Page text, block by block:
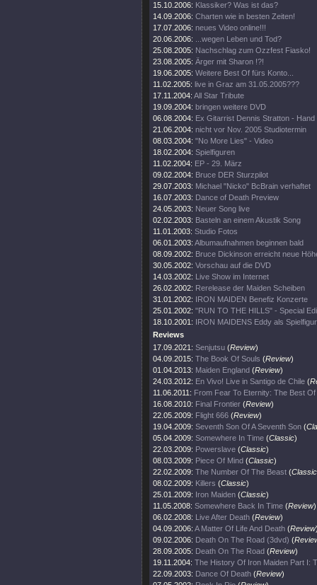
15.10.2006: Klassiker? Was ist das?
14.09.2006: Charten wie in besten Zeiten!
17.07.2006: neues Video online!!!
20.06.2006:
...wegen Leben und Tod?
25.08.2005: Nachschlag zum Ozzfest Fiasko!
23.08.2005: Ärger mit Sharon !?!
19.06.2005: Weitere Best Of fürs Konto...
11.02.2005: live in Graz am 31.05.2005???
17.11.2004: All Star Tribute
19.09.2004: bringen weitere DVD
06.08.2004: Ex Gitarrist Dennis Stratton -
21.06.2004: nicht vor Nov. 2005 Studiotermin
08.03.2004: "No More Lies" - Video
18.02.2004: Spielfiguren
11.02.2004: EP - 29. März
09.02.2004: Bruce DER Sturzpilot
29.07.2003: Michael "Nicko" BcBrain verhaftet
16.07.2003: Dance of Death Preview
24.05.2003: Neuer Song live
02.02.2003: Basteln an einem Akustik Song
11.01.2003: Studio Fotos
06.01.2003: Albumaufnahmen beginnen bald
08.09.2002: Bruce Dickinson erreicht neue
30.05.2002: Vorschau auf die DVD
14.03.2002: Live Show im Internet
26.02.2002: Rerelease der Maiden Scheiben
31.01.2002: IRON MAIDEN Benefiz Konzerte
25.01.2002: "RUN TO THE HILLS" - Special
18.10.2001: IRON MAIDENS Eddy als Spielfigur
Reviews
17.09.2021: Senjutsu (Review)
04.09.2015: The Book Of Souls (Review)
01.04.2013: Maiden England (Review)
24.03.2012: En Vivo! Live in Santigo de Chile (
11.06.2011: From Fear To Eternity: The Best
16.08.2010: Final Frontier (Review)
22.05.2009: Flight 666 (Review)
19.04.2009: Seventh Son Of A Seventh Son (
05.04.2009: Somewhere In Time (Classic)
22.03.2009: Powerslave (Classic)
08.03.2009: Piece Of Mind (Classic)
22.02.2009: The Number Of The Beast (Classic
08.02.2009: Killers (Classic)
25.01.2009: Iron Maiden (Classic)
11.05.2008: Somewhere Back In Time (Review)
06.02.2008: Live After Death (Review)
04.09.2006: A Matter Of Life And Death (Review
09.02.2006: Death On The Road (3dvd) (
28.09.2005: Death On The Road (Review)
19.11.2004: The History Of Iron Maiden Part I:
22.09.2003: Dance Of Death (Review)